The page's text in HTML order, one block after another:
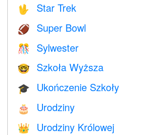
🖖 Star Trek
🏈 Super Bowl
🎊 Sylwester
🤓 Szkoła Wyższa
🎓 Ukończenie Szkoły
🎂 Urodziny
👑 Urodziny Królowej